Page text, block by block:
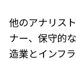
他のアナリス
ナー、保守的
造業とインフ